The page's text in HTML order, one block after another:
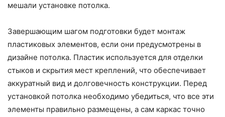
мешали установке потолка.
Завершающим шагом подготовки будет монтаж
пластиковых элементов, если они предусмотрены в
дизайне потолка. Пластик используется для отделки
стыков и скрытия мест креплений, что обеспечивает
аккуратный вид и долговечность конструкции. Перед
установкой потолка необходимо убедиться, что все эти
элементы правильно размещены, а сам каркас точно